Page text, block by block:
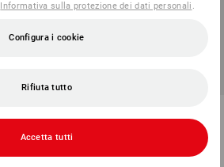
a partire da 54,78 €
Informativa sulla protezione dei dati personali .
Configura i cookie
Rifiuta tutto
Accetta tutti